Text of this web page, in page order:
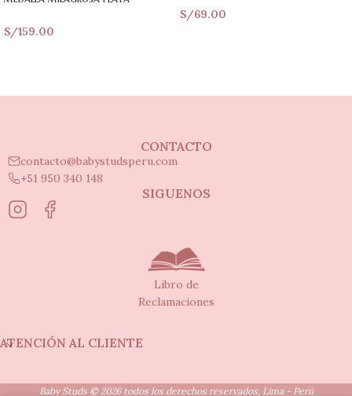
S/159.00
S/69.00
CONTACTO
contacto@babystudsperu.com
+51 950 340 148
SIGUENOS
Libro de
Reclamaciones
ATENCIÓN AL CLIENTE
Baby Studs © 2026 todos los derechos reservados, Lima - Perú